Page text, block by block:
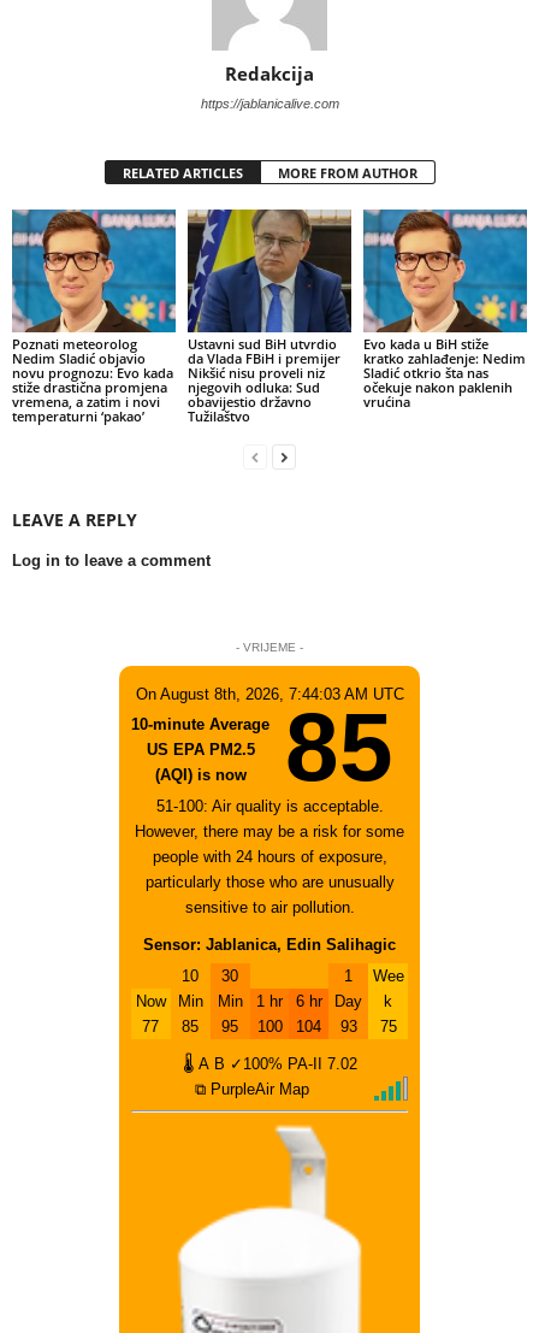
Redakcija
https://jablanicalive.com
RELATED ARTICLES MORE FROM AUTHOR
Poznati meteorolog
Nedim Sladić objavio
novu prognozu: Evo kada
stiže drastična promjena
vremena, a zatim i novi
temperaturni ‘pakao’
Ustavni sud BiH utvrdio
da Vlada FBiH i premijer
Nikšić nisu proveli niz
njegovih odluka: Sud
obavijestio državno
Tužilaštvo
Evo kada u BiH stiže
kratko zahlađenje: Nedim
Sladić otkrio šta nas
očekuje nakon paklenih
vrućina
LEAVE A REPLY
Log in to leave a comment
- VRIJEME -
On August 8th, 2026, 7:44:03 AM UTC
10-minute Average
US EPA PM2.5
(AQI) is now
85
51-100: Air quality is acceptable.
However, there may be a risk for some
people with 24 hours of exposure,
particularly those who are unusually
sensitive to air pollution.
Sensor: Jablanica, Edin Salihagic
Now
77
10
Min
85
30
Min
95
1 hr
100
6 hr
104
1
Day
93
Wee
k
75
🌡 A B ✓100% PA-II
7.02
⧉ PurpleAir Map